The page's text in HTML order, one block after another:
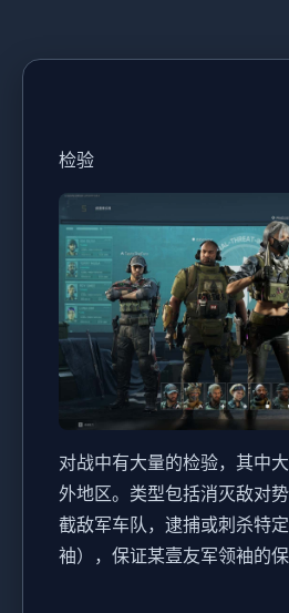
检验
对战中有大量的检验，其中
外地区。类型包括消灭敌对
截敌军车队，逮捕或刺杀特
袖），保证某壹友军领袖的保